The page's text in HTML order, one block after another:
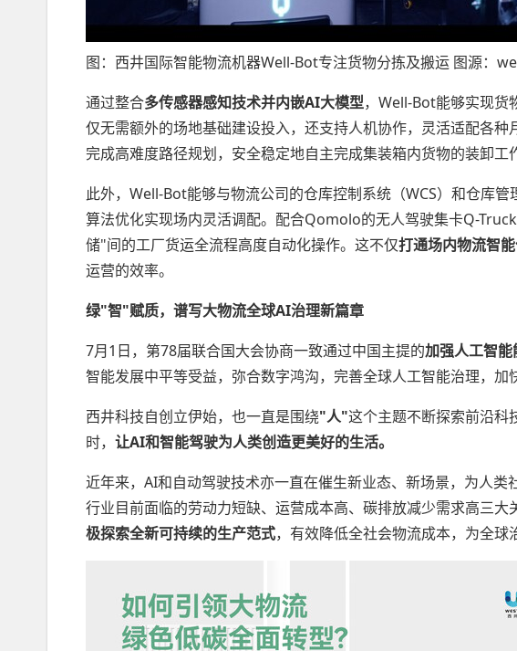
图：西井国际智能物流机器Well-Bot专注货物分拣及搬运 图源：
通过整合多传感器感知技术并内嵌AI大模型，Well-Bot能够实现货
仅无需额外的场地基础建设投入，还支持人机协作，灵活适配各
完成高难度路径规划，安全稳定地自主完成集装箱内货物的装卸工
此外，Well-Bot能够与物流公司的仓库控制系统（WCS）和仓库
算法优化实现场内灵活调配。配合Qomolo的无人驾驶集卡Q-
储"间的工厂货运全流程高度自动化操作。这不仅打通场内物流智
运营的效率。
绿"智"赋质，谱写大物流全球AI治理新篇章
7月1日，第78届联合国大会协商一致通过中国主提的加强人工智
智能发展中平等受益，弥合数字鸿沟，完善全球人工智能治理，加
西井科技自创立伊始，也一直是围绕"人"这个主题不断探索前沿科
时， 让AI和智能驾驶为人类创造更美好的生活。
近年来，AI和自动驾驶技术亦一直在催生新业态、新场景，为人
行业目前面临的劳动力短缺、运营成本高、碳排放减少需求高三大
极探索全新可持续的生产范式，有效降低全社会物流成本，为全球